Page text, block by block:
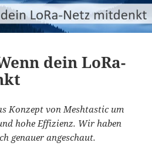
dein LoRa-
Konzept von Meshtastic um
hohe Effizienz. Wir haben
genauer angeschaut.